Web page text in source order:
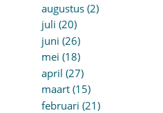
augustus (2)
juli (20)
juni (26)
mei (18)
april (27)
maart (15)
februari (21)